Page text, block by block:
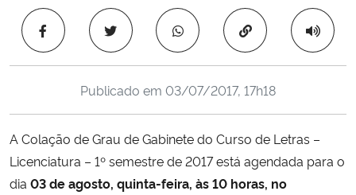
Ministério da Educação
Ministério da Cidadania
Copiar para área
Publicado em 03/07/2017, 17h18
A Colação de Grau de Gabinete do Curso de Letras –
Licenciatura – 1º semestre de 2017 está agendada para o
dia 03 de agosto, quinta-feira, às 10 horas, no